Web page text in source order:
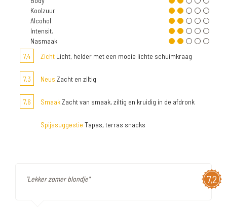
Koolzuur
Alcohol
Intensit.
Nasmaak
7,4
Zicht Licht, helder met een mooie lichte schuimkraag
7,3 Neus Zacht en ziltig
7,6 SmaakZacht van smaak, ziltig en kruidig in de afdronk
Spijssuggestie Tapas, terras snacks
7,2
"Lekker zomer blondje"